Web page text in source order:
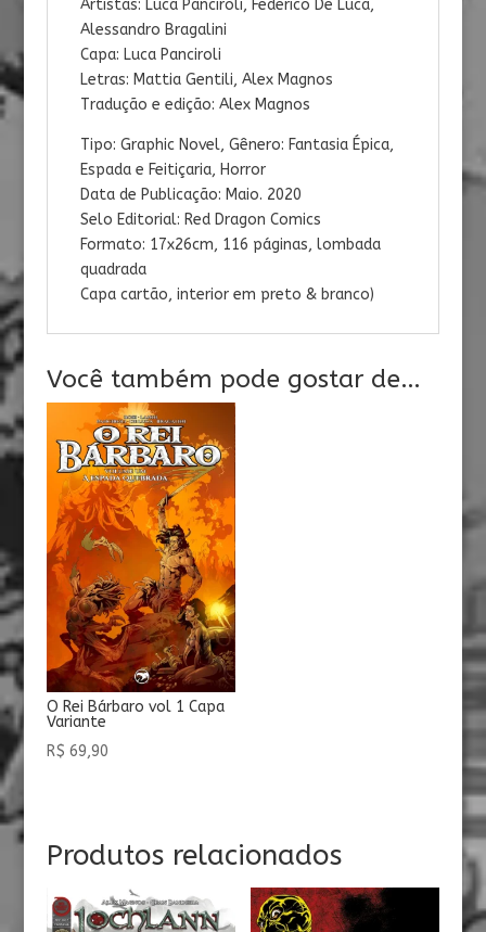
Artistas: Luca Panciroli, Federico De Luca,
Alessandro Bragalini
Capa: Luca Panciroli
Letras: Mattia Gentili, Alex Magnos
Tradução e edição: Alex Magnos
Tipo: Graphic Novel, Gênero: Fantasia Épica,
Espada e Feitiçaria, Horror
Data de Publicação: Maio. 2020
Selo Editorial: Red Dragon Comics
Formato: 17x26cm, 116 páginas, lombada
quadrada
Capa cartão, interior em preto & branco)
Você também pode gostar de…
O Rei Bárbaro vol 1 Capa
Variante
R$ 69,90
Produtos relacionados